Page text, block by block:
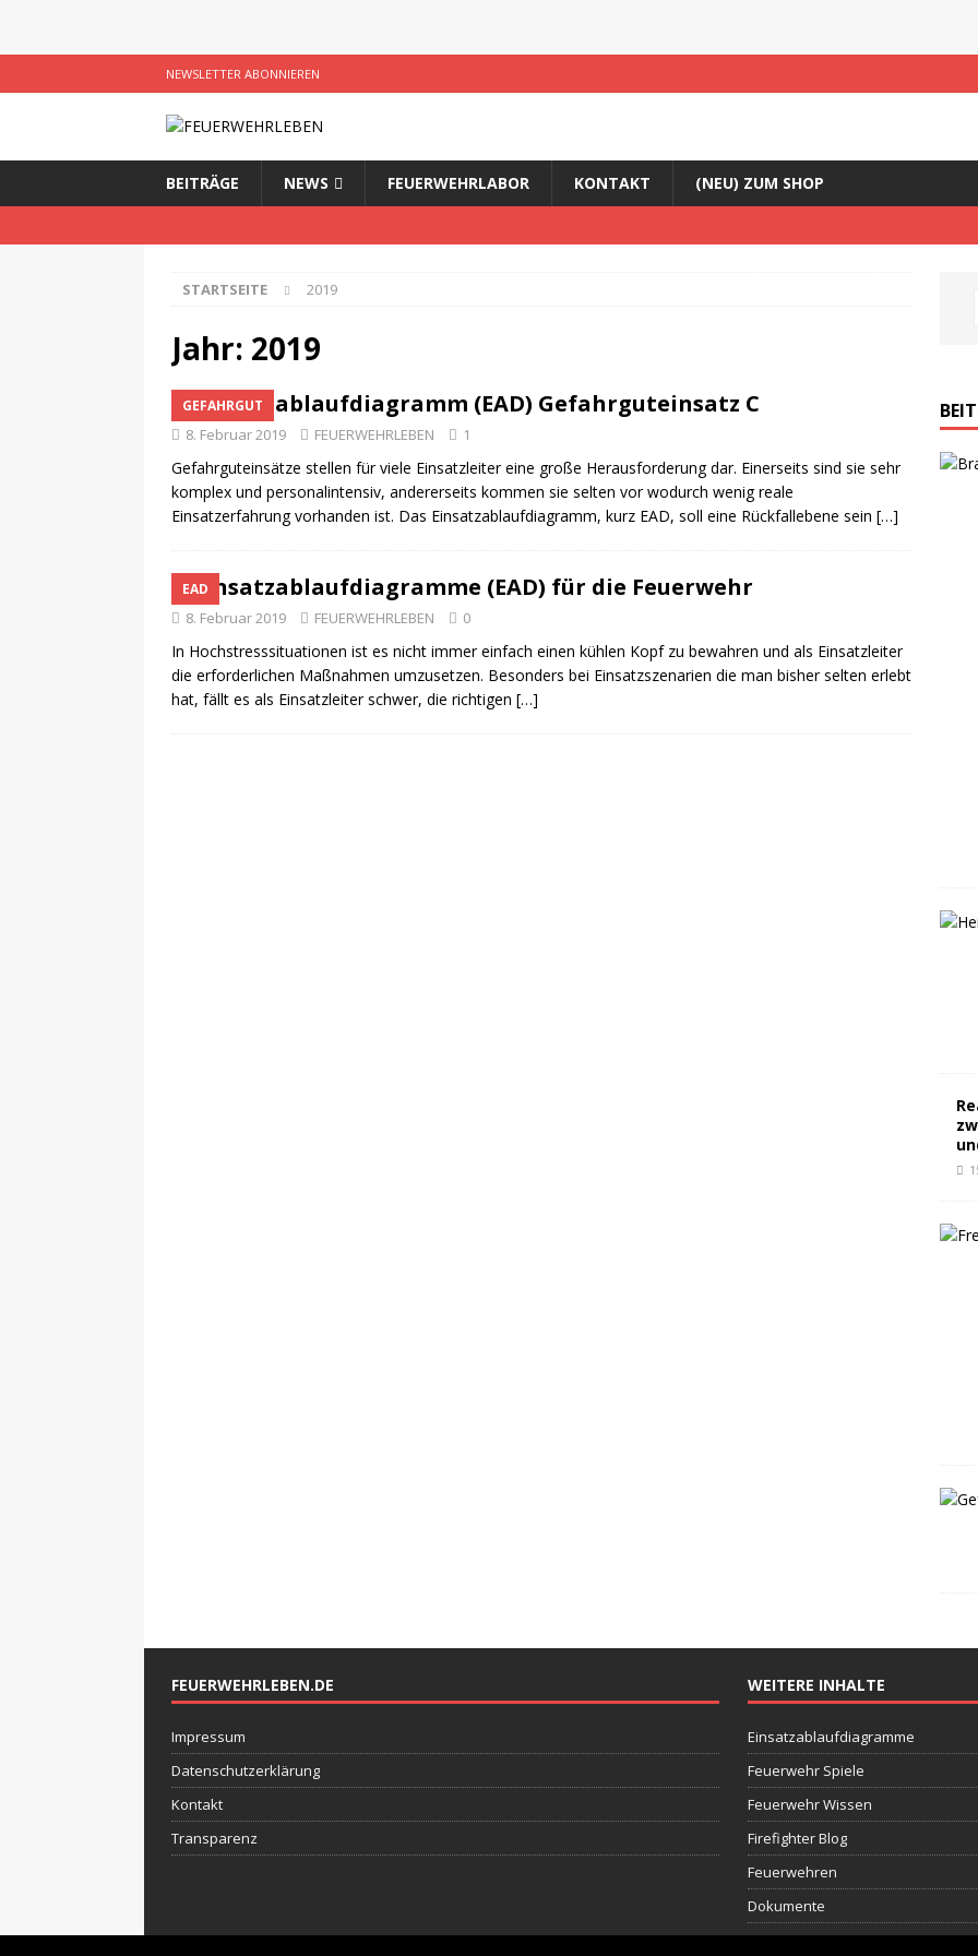
NEWSLETTER ABONNIEREN
BEITRÄGE NEWS FEUERWEHRLABOR KONTAKT (NEU) ZUM SHOP
STARTSEITE 2019
Jahr: 2019
GEFAHRGUT
Einsatzablaufdiagramm (EAD) Gefahrguteinsatz C
8. Februar 2019 FEUERWEHRLEBEN 1
Gefahrguteinsätze stellen für viele Einsatzleiter eine große Herausforderung dar. Einerseits sind sie sehr
komplex und personalintensiv, andererseits kommen sie selten vor wodurch wenig reale
Einsatzerfahrung vorhanden ist. Das Einsatzablaufdiagramm, kurz EAD, soll eine Rückfallebene sein […]
EADEinsatzablaufdiagramme (EAD) für die Feuerwehr
8. Februar 2019 FEUERWEHRLEBEN 0
In Hochstresssituationen ist es nicht immer einfach einen kühlen Kopf zu bewahren und als Einsatzleiter
die erforderlichen Maßnahmen umzusetzen. Besonders bei Einsatzszenarien die man bisher selten erlebt
hat, fällt es als Einsatzleiter schwer, die richtigen […]
FEUERWEHRLEBEN.DE
Impressum
Datenschutzerklärung
Kontakt
Transparenz
WEITERE INHALTE
Einsatzablaufdiagramme
Feuerwehr Spiele
Feuerwehr Wissen
Firefighter Blog
Feuerwehren
Dokumente